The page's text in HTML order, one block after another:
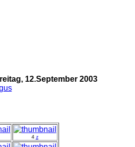
12.September 2003
4 z